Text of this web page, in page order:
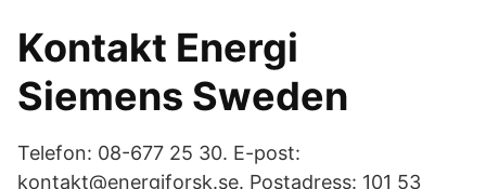
Kontakt Energi
Siemens Sweden
Telefon: 08-677 ​25 30. E-post:
kontakt@energiforsk.se. Postadress: 101 53